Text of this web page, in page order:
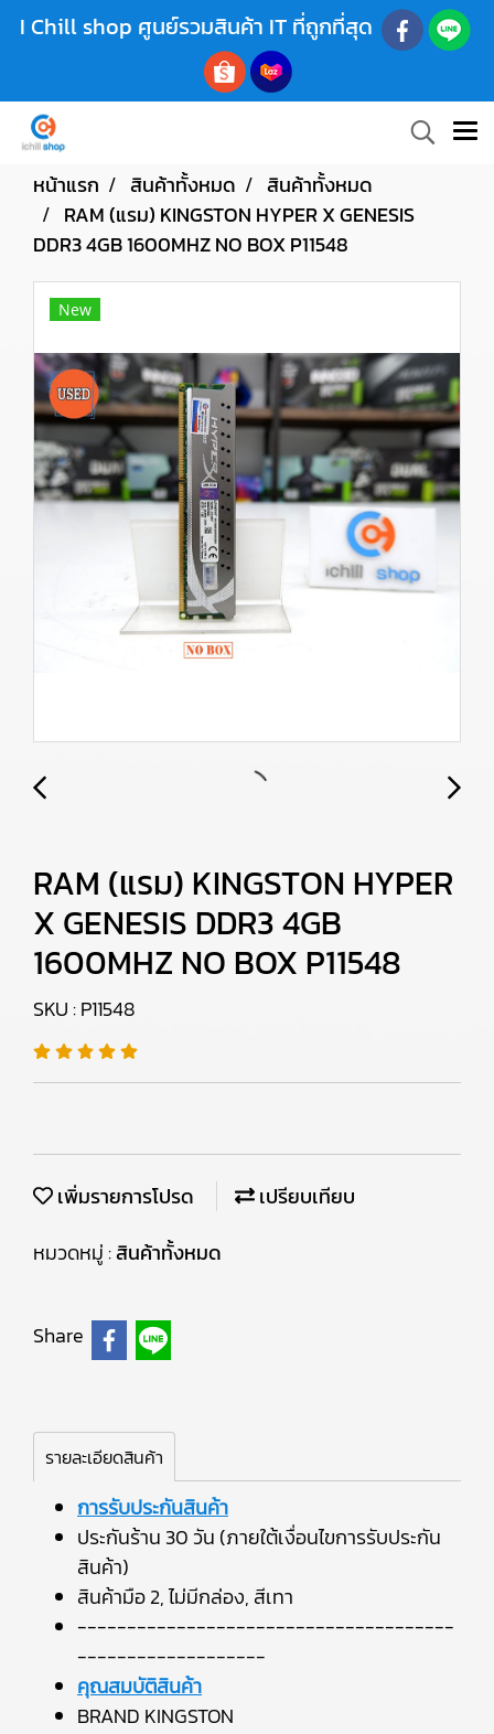
I Chill shop ศูนย์รวมสินค้า IT ที่ถูกที่สุด
หน้าแรก สินค้าทั้งหมด
สินค้าทั้งหมด
RAM (แรม) KINGSTON HYPER X GENESIS
DDR3 4GB 1600MHZ NO BOX P11548
New
RAM (แรม) KINGSTON HYPER
X GENESIS DDR3 4GB
1600MHZ NO BOX P11548
SKU : P11548
เพิ่มรายการโปรด
เปรียบเทียบ
หมวดหมู่ :สินค้าทั้งหมด
Share
รายละเอียดสินค้า
การรับประกันสินค้า
ประกันร้าน 30 วัน (ภายใต้เงื่อนไขการรับประกัน
สินค้า)
สินค้ามือ 2, ไม่มีกล่อง, สีเทา
--------------------------------------
-------------------
คุณสมบัติสินค้า
BRAND KINGSTON